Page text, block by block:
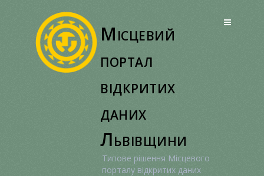
Місцевий
портал
відкритих
даних
Львівщини
Типове рішення Місцевого
порталу відкритих даних